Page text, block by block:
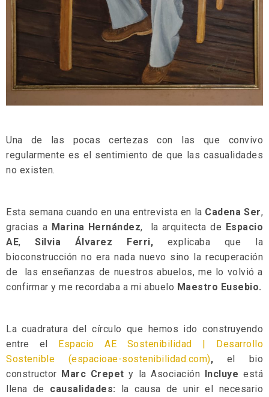
Una de las pocas certezas con las que convivo
regularmente es el sentimiento de que las casualidades
no existen.
Esta semana cuando en una entrevista en la Cadena Ser,
gracias a Marina Hernández, la arquitecta de Espacio
AE, Silvia Álvarez Ferri, explicaba que la
bioconstrucción no era nada nuevo sino la recuperación
de las enseñanzas de nuestros abuelos, me lo volvió a
confirmar y me recordaba a mi abuelo Maestro Eusebio.
La cuadratura del círculo que hemos ido construyendo
entre el Espacio AE Sostenibilidad | Desarrollo
Sostenible (espacioae-sostenibilidad.com), el bio
constructor Marc Crepet y la Asociación Incluye está
llena de causalidades: la causa de unir el necesario